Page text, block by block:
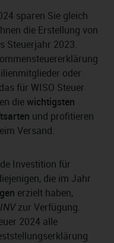
sparen Sie gleich
die Erstellung von
Steuerjahr 2023.
oder
für WISO Steuer
diewichtigsten
und profitieren
Versand.
Investition für
die im Jahr
erzielt haben,
zur Verfügung.
2024 alle